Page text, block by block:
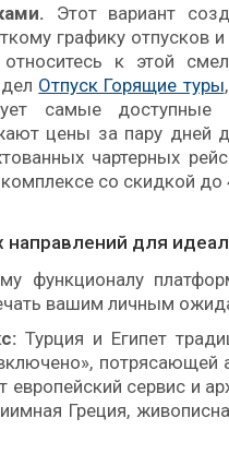
Этот вариант
графику отпусков
к этой
Отпуск Горящие туры
самые
цены за пару дней
чартерных
со скидкой до
направлений для
функционалу
вашим личным
Турция и Египет
потрясающей
европейский сервис и
Греция,